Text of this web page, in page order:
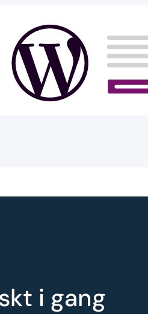
i gang